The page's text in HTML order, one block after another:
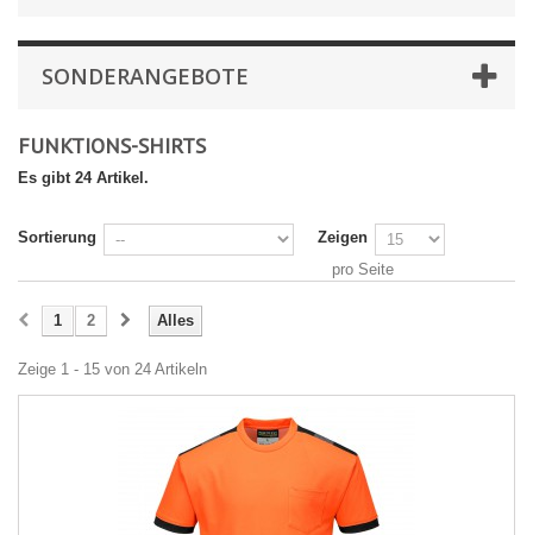
SONDERANGEBOTE
FUNKTIONS-SHIRTS
Es gibt 24 Artikel.
Sortierung
Zeigen
pro Seite
Alles
1 2
Zeige 1 - 15 von 24 Artikeln